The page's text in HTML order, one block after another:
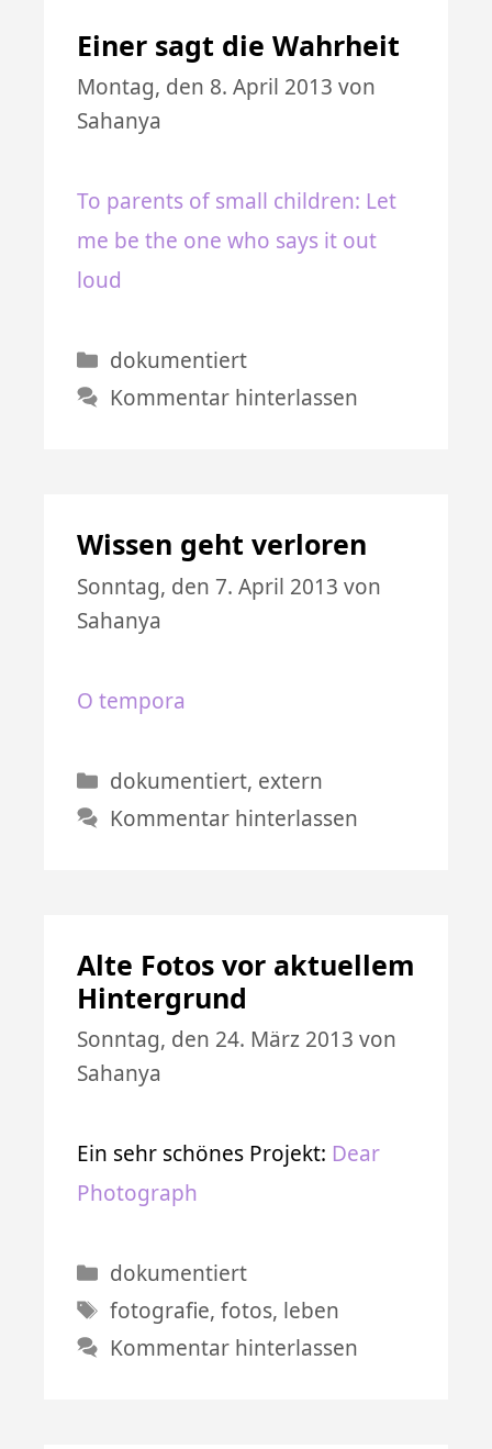
Einer sagt die Wahrheit
Montag, den 8. April 2013 von
Sahanya
To parents of small children: Let
me be the one who says it out
loud
Kategorien
dokumentiert
Kommentar hinterlassen
Wissen geht verloren
Sonntag, den 7. April 2013 von
Sahanya
O tempora
Kategorien
dokumentiert, extern
Kommentar hinterlassen
Alte Fotos vor aktuellem
Hintergrund
Sonntag, den 24. März 2013 von
Sahanya
Ein sehr schönes Projekt: Dear
Photograph
Kategorien
dokumentiert
Schlagwörter
fotografie,fotos, leben
Kommentar hinterlassen